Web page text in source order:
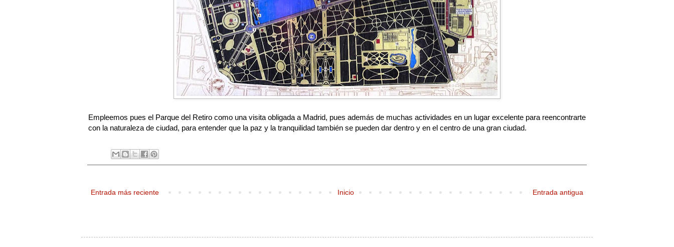
Empleemos pues el Parque del Retiro como una visita obligada a Madrid, pues además de muchas actividades en un lugar excelente para reencontrarte
con la naturaleza de ciudad, para entender que la paz y la tranquilidad también se pueden dar dentro y en el centro de una gran ciudad.
Entrada más reciente Entrada antigua
Inicio